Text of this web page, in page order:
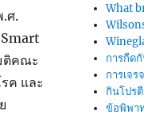
.ศ.
ติคณะ
ค และ
What
การกีด
การเจร
กินโปร
ข้อพิพา